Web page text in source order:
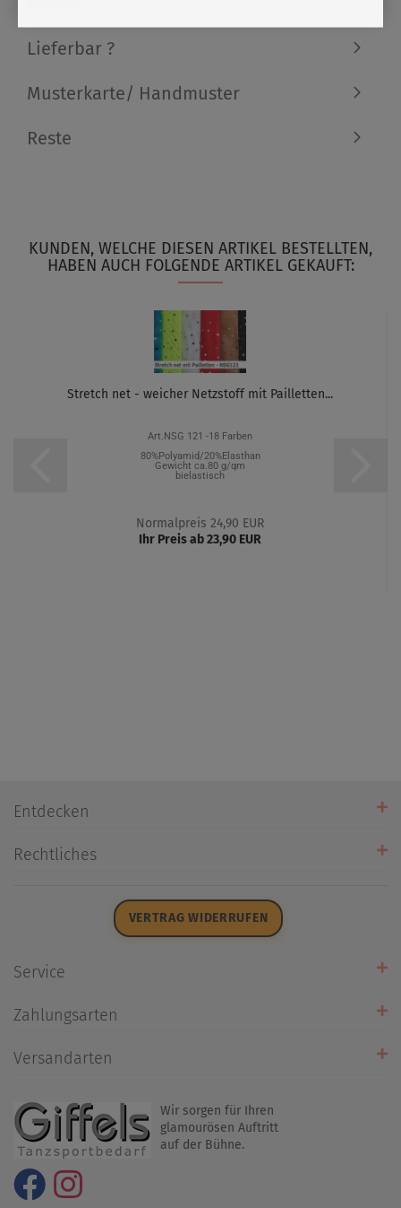
Lieferbar ?
Musterkarte/ Handmuster
Reste
KUNDEN, WELCHE DIESEN ARTIKEL BESTELLTEN,
HABEN AUCH FOLGENDE ARTIKEL GEKAUFT:
Stretch net - weicher Netzstoff mit Pailletten...
Art.NSG 121 -18 Farben
80%Polyamid/20%Elasthan
Gewicht ca.80 g/qm
bielastisch
Normalpreis 24,90 EUR
Ihr Preis ab 23,90 EUR
Entdecken
Öffnungszeiten
Rechtliches
VERTRAG WIDERRUFEN
Service
Rückrufservice
Umtausch/Rücksendung
Zahlungsarten
Versandarten
Wir sorgen für Ihren
glamourösen Auftritt
auf der Bühne.